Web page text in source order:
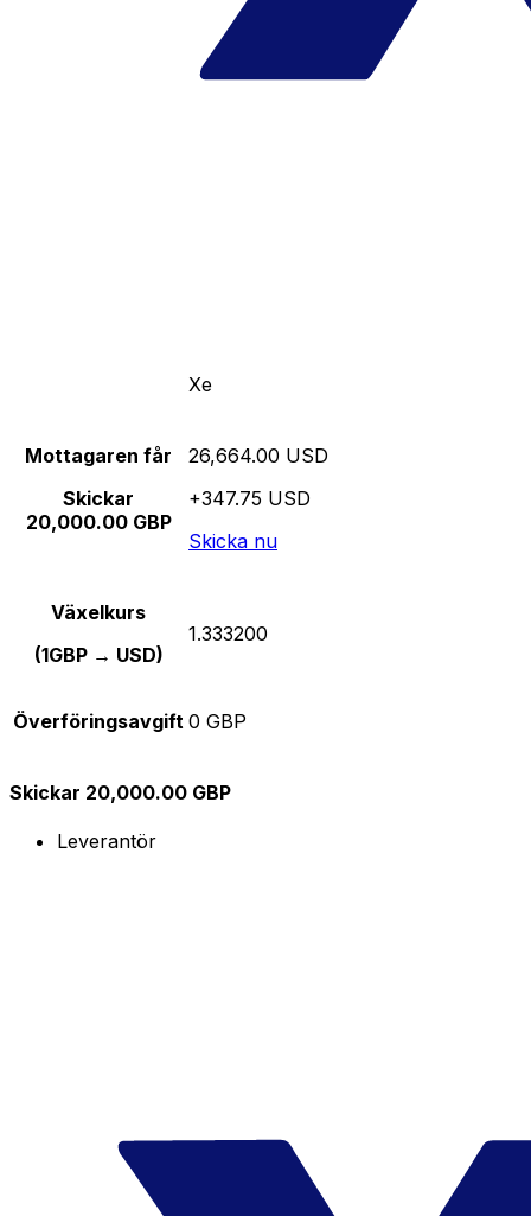
Xe
Mottagaren får
Skickar
20,000.00 GBP
26,664.00 USD
+347.75 USD
Skicka nu
Växelkurs
(1GBP → USD)
1.333200
Överföringsavgift 0 GBP
Skickar 20,000.00 GBP
Leverantör